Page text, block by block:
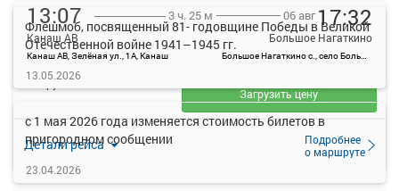
13:07
Канаш АВ
Канаш АВ, Зелёная ул., 1А, Канаш
3 ч. 25 м 06 авг 17:32
Большое Нагаткино
Большое Нагаткино с., село Большое Нагаткино, Россия
Детали рейса
Подробнее
о маршруте
— руб.
Загрузить цену
Флешмоб, посвященный 81- годовщине Победы в Великой
Отечественной войне 1941–1945 гг.
13.05.2026
с 1 мая 2026 года изменяется стоимость билетов в
пригородном сообщении
23.04.2026